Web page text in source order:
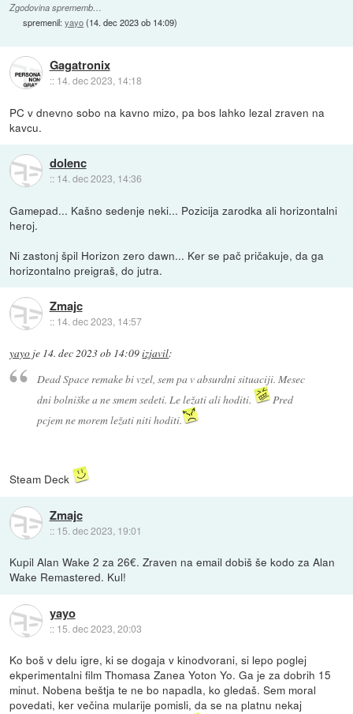
Zgodovina sprememb…
spremenil:yayo(14. dec 2023 ob 14:09)
Gagatronix
:: 14. dec 2023, 14:18
PC v dnevno sobo na kavno mizo, pa bos lahko lezal zraven na
kavcu.
dolenc
:: 14. dec 2023, 14:36
Gamepad... Kašno sedenje neki... Pozicija zarodka ali horizontalni
heroj.
Ni zastonj špil Horizon zero dawn... Ker se pač pričakuje, da ga
horizontalno preigraš, do jutra.
Zmajc
:: 14. dec 2023, 14:57
yayo je 14. dec 2023 ob 14:09izjavil:
Dead Space remake bi vzel, sem pa v absurdni situaciji. Mesec
dni bolniške a ne smem sedeti. Le ležati ali hoditi.
Pred
pcjem ne morem ležati niti hoditi.
Steam Deck
Zmajc
:: 15. dec 2023, 19:01
Kupil Alan Wake 2 za 26€. Zraven na email dobiš še kodo za Alan
Wake Remastered. Kul!
yayo
:: 15. dec 2023, 20:03
Ko boš v delu igre, ki se dogaja v kinodvorani, si lepo poglej
ekperimentalni film Thomasa Zanea Yoton Yo. Ga je za dobrih 15
minut. Nobena beštja te ne bo napadla, ko gledaš. Sem moral
povedati, ker večina mularije pomisli, da se na platnu nekaj